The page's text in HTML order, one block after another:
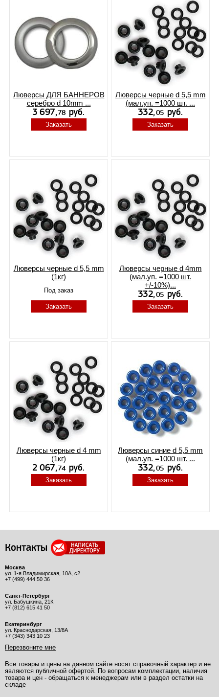
Люверсы ДЛЯ БАННЕРОВ
серебро d 10mm ...
Заказать
Люверсы черные d 5,5 mm
(мал.уп. =1000 шт. ...
Заказать
Люверсы черные d 5,5 mm
(1кг)
Под заказ
Заказать
Люверсы черные d 4mm
(мал.уп. =1000 шт.
+/-10%)...
Заказать
Люверсы черные d 4 mm
(1кг)
Заказать
Люверсы синие d 5,5 mm
(мал.уп. =1000 шт. ...
Заказать
Контакты
Москва
ул. 1-я Владимирская, 10А, с2
+7 (499) 444 50 36
Санкт-Петербург
ул. Бабушкина, 21К
+7 (812) 615 41 50
Екатеринбург
ул. Краснодарская, 13/8А
+7 (343) 343 10 23
Перезвоните мне
Все товары и цены на данном сайте носят справочный характер и не
являются публичной офертой. По вопросам комплектации, наличия
товара и цен - обращаться к менеджерам или в раздел остатки на
складе